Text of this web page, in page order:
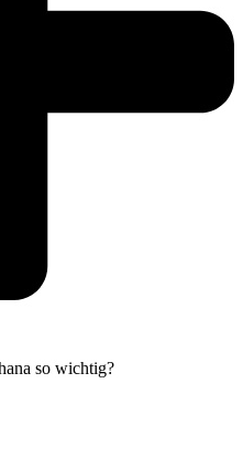
so wichtig?